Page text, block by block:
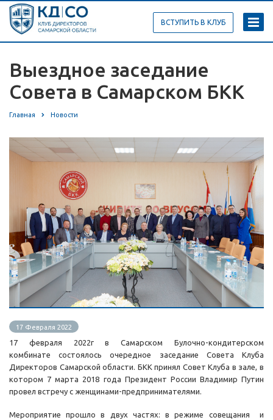
ВСТУПИТЬ В КЛУБ
Выездное заседание
Совета в Самарском БКК
Главная Новости
17 Февраля 2022
17 февраля 2022г в Самарском Булочно-кондитерском
комбинате состоялось очередное заседание Совета Клуба
Директоров Самарской области. БКК принял Совет Клуба в зале, в
котором 7 марта 2018 года Президент России Владимир Путин
провел встречу с женщинами-предпринимателями.
Мероприятие прошло в двух частях: в режиме совещания и